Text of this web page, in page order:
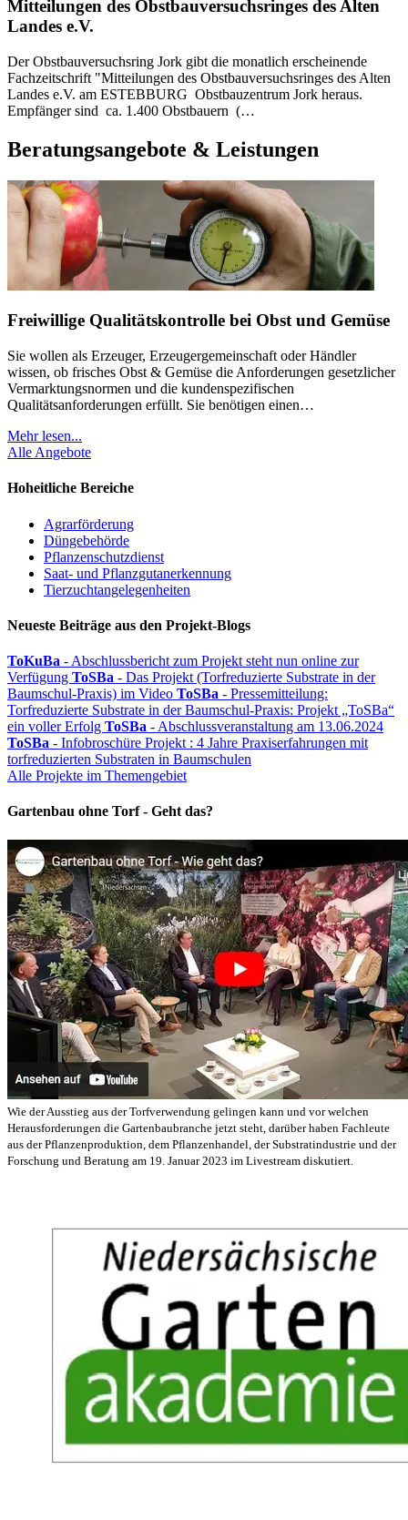
Mitteilungen des Obstbauversuchsringes des Alten
Landes e.V.
Der Obstbauversuchsring Jork gibt die monatlich erscheinende
Fachzeitschrift "Mitteilungen des Obstbauversuchsringes des Alten
Landes e.V. am ESTEBBURG Obstbauzentrum Jork heraus.
Empfänger sind ca. 1.400 Obstbauern (…
Beratungsangebote & Leistungen
Freiwillige Qualitätskontrolle bei Obst und Gemüse
Sie wollen als Erzeuger, Erzeugergemeinschaft oder Händler
wissen, ob frisches Obst & Gemüse die Anforderungen gesetzlicher
Vermarktungsnormen und die kundenspezifischen
Qualitätsanforderungen erfüllt. Sie benötigen einen…
Mehr lesen...
Alle Angebote
Hoheitliche Bereiche
Agrarförderung
Düngebehörde
Pflanzenschutzdienst
Saat- und Pflanzgutanerkennung
Tierzuchtangelegenheiten
Neueste Beiträge aus den Projekt-Blogs
ToKuBa - Abschlussbericht zum Projekt steht nun online zur
Verfügung ToSBa - Das Projekt (Torfreduzierte Substrate in der
Baumschul-Praxis) im Video ToSBa - Pressemitteilung:
Torfreduzierte Substrate in der Baumschul-Praxis: Projekt „ToSBa“
ein voller Erfolg ToSBa - Abschlussveranstaltung am 13.06.2024
ToSBa - Infobroschüre Projekt : 4 Jahre Praxiserfahrungen mit
torfreduzierten Substraten in Baumschulen
Alle Projekte im Themengebiet
Gartenbau ohne Torf - Geht das?
Wie der Ausstieg aus der Torfverwendung gelingen kann und vor welchen
Herausforderungen die Gartenbaubranche jetzt steht, darüber haben Fachleute
aus der Pflanzenproduktion, dem Pflanzenhandel, der Substratindustrie und der
Forschung und Beratung am 19. Januar 2023 im Livestream diskutiert.